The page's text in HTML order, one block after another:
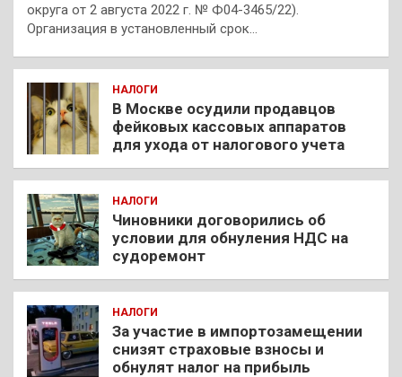
округа от 2 августа 2022 г. № Ф04-3465/22).
Организация в установленный срок…
НАЛОГИ
В Москве осудили продавцов
фейковых кассовых аппаратов
для ухода от налогового учета
НАЛОГИ
Чиновники договорились об
условии для обнуления НДС на
судоремонт
НАЛОГИ
За участие в импортозамещении
снизят страховые взносы и
обнулят налог на прибыль